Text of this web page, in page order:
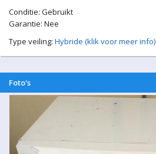
Conditie: Gebruikt
Garantie: Nee
Type veiling: Hybride (klik voor meer info)
Foto's